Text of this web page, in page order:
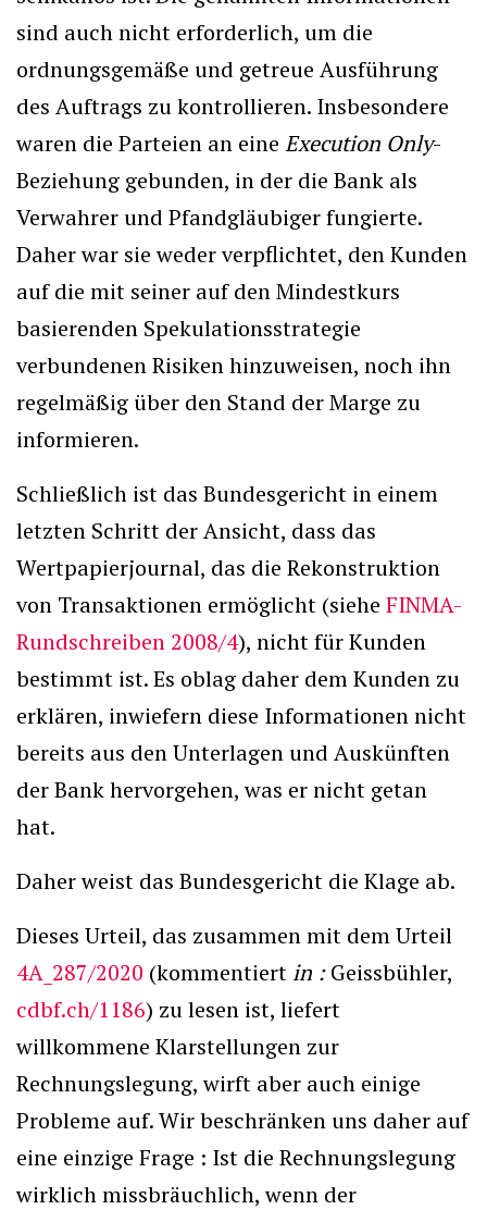
sind auch nicht erforderlich, um die
ordnungsgemäße und getreue Ausführung
des Auftrags zu kontrollieren. Insbesondere
waren die Parteien an eine Execution Only-
Beziehung gebunden, in der die Bank als
Verwahrer und Pfandgläubiger fungierte.
Daher war sie weder verpflichtet, den Kunden
auf die mit seiner auf den Mindestkurs
basierenden Spekulationsstrategie
verbundenen Risiken hinzuweisen, noch ihn
regelmäßig über den Stand der Marge zu
informieren.
Schließlich ist das Bundesgericht in einem
letzten Schritt der Ansicht, dass das
Wertpapierjournal, das die Rekonstruktion
von Transaktionen ermöglicht (siehe FINMA-
Rundschreiben 2008/4), nicht für Kunden
bestimmt ist. Es oblag daher dem Kunden zu
erklären, inwiefern diese Informationen nicht
bereits aus den Unterlagen und Auskünften
der Bank hervorgehen, was er nicht getan
hat.
Daher weist das Bundesgericht die Klage ab.
Dieses Urteil, das zusammen mit dem Urteil
4A_287/2020 (kommentiert in :Geissbühler,
cdbf.ch/1186) zu lesen ist, liefert
willkommene Klarstellungen zur
Rechnungslegung, wirft aber auch einige
Probleme auf. Wir beschränken uns daher auf
eine einzige Frage : Ist die Rechnungslegung
wirklich missbräuchlich, wenn der